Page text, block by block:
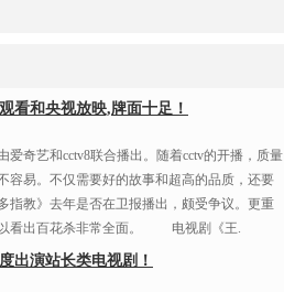
看和央视放映,牌面十足！
奇艺和cctv8联合播出。随着cctv的开播，质量
容易。不仅需要好的故事和超高的品质，还要
指教》去年是否在卫报播出，颇受争议。更重
以看出百花杀非常全面。 电视剧《王.
出演站长类电视剧！